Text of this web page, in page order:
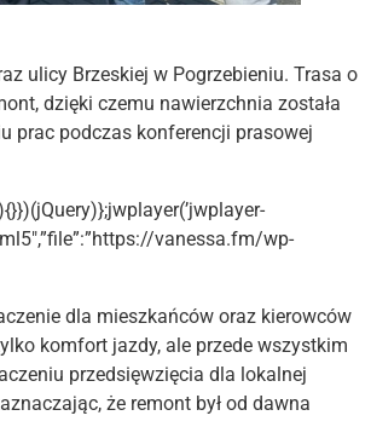
ulicy Brzeskiej w Pogrzebieniu. Trasa o
dzięki czemu nawierzchnia została
prac podczas konferencji prasowej
vanessa.fm/wp-
dla mieszkańców oraz kierowców
komfort jazdy, ale przede wszystkim
przedsięwzięcia dla lokalnej
że remont był od dawna